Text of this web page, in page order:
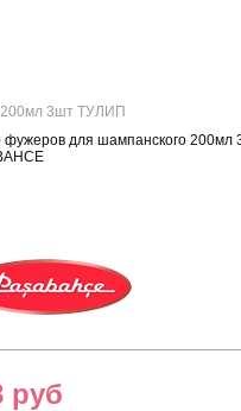
200мл 3шт ТУЛИП
фужеров для шампанского
руб